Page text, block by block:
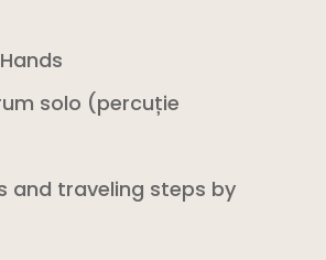
solo (percuție
and traveling steps by